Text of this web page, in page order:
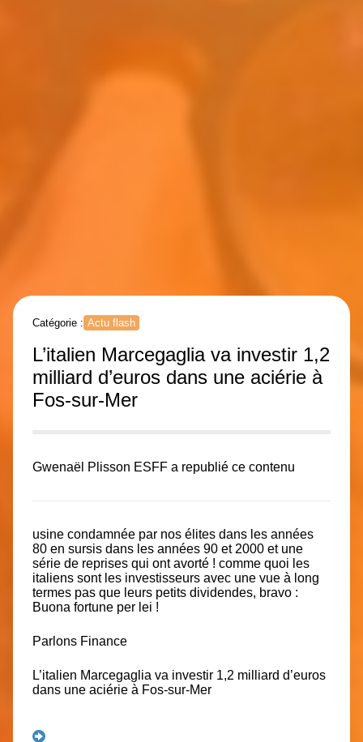
Catégorie : Actu flash
L’italien Marcegaglia va investir 1,2
milliard d’euros dans une aciérie à
Fos-sur-Mer
Gwenaël Plisson ESFF a republié ce contenu
usine condamnée par nos élites dans les années
80 en sursis dans les années 90 et 2000 et une
série de reprises qui ont avorté ! comme quoi les
italiens sont les investisseurs avec une vue à long
termes pas que leurs petits dividendes, bravo :
Buona fortune per lei !
Parlons Finance
L’italien Marcegaglia va investir 1,2 milliard d’euros
dans une aciérie à Fos-sur-Mer